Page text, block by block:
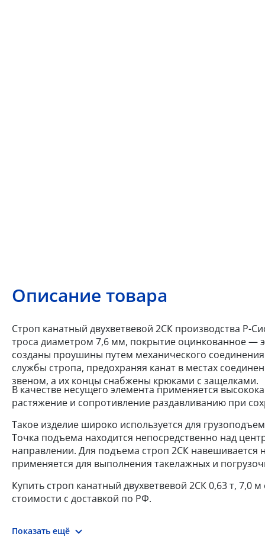
Описание товара
Строп канатный двухветвевой 2СК производства Р-
троса диаметром 7,6 мм, покрытие оцинкованное —
созданы проушины путем механического
службы стропа, предохраняя канат в местах
звеном, а их концы снабжены крюками с защелками.
В качестве несущего элемента применяется
растяжение и сопротивление раздавливанию при
Такое изделие широко используется для
Точка подъема находится непосредственно над
направлении. Для подъема строп 2СК навешивается
применяется для выполнения такелажных и
Купить строп канатный двухветвевой 2СК 0,63 т,
стоимости с доставкой по РФ.
Показать ещё